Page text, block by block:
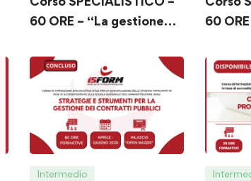
60 ORE – “La gestione
pubblici: procedure,
trasparenza,
digitalizzazione e
strumenti operativi”
60
nei
Intermedio